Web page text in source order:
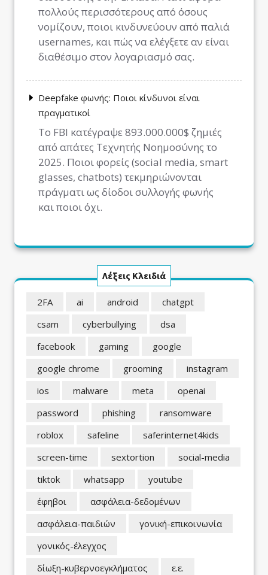
πολλούς περισσότερους από όσους
νομίζουν, ποιοι κινδυνεύουν από παλιά
usernames, και πώς να ελέγξετε αν είναι
διαθέσιμο στον λογαριασμό σας.
Deepfake φωνής: Ποιοι κίνδυνοι είναι
πραγματικοί
Το FBI κατέγραψε 893.000.000$ ζημιές
από απάτες Τεχνητής Νοημοσύνης το
2025. Ποιοι φορείς (social media, smart
glasses, chatbots) τεκμηριώνονται
πράγματι ως δίοδοι συλλογής φωνής
και ποιοι όχι.
Λέξεις Κλειδιά
2FA ai android
chatgpt
csam
cyberbullying
dsa
facebook
gaming
google
google chrome
grooming
instagram
ios
malware meta
openai
password
phishing
ransomware
roblox
safeline
saferinternet4kids
screen-time
sextortion
social-media
tiktok
whatsapp
youtube
έφηβοι
ασφάλεια-δεδομένων
ασφάλεια-παιδιών
γονική-επικοινωνία
γονικός-έλεγχος
δίωξη-κυβερνοεγκλήματος
ε.ε.